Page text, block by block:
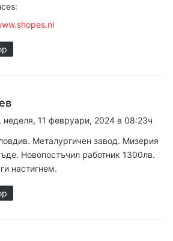
а
:
неделя, 11 февруари, 2024 в 08:23ч
Металургичен завод. Мизерия
Новопостъчил работник 1300лв.
настигнем.